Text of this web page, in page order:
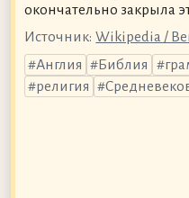
окончательно закрыла
Источник: Wikipedia /
Англия
Библия
религия